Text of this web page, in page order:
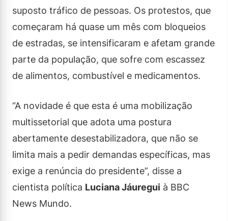
suposto tráfico de pessoas. Os protestos, que
começaram há quase um mês com bloqueios
de estradas, se intensificaram e afetam grande
parte da população, que sofre com escassez
de alimentos, combustível e medicamentos.
“A novidade é que esta é uma mobilização
multissetorial que adota uma postura
abertamente desestabilizadora, que não se
limita mais a pedir demandas específicas, mas
exige a renúncia do presidente”, disse a
cientista política Luciana Jáuregui à BBC
News Mundo.